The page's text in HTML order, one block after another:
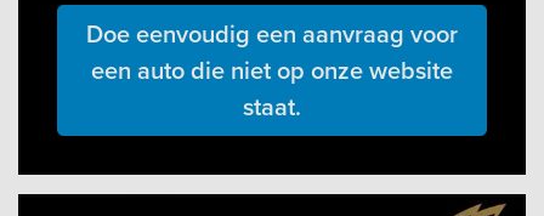
Doe eenvoudig een aanvraag voor
een auto die niet op onze website
staat.